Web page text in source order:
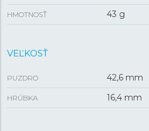
HMOTNOSŤ 43 g
VEĽKOSŤ
PUZDRO 42,6 mm
HRÚBKA 16,4 mm